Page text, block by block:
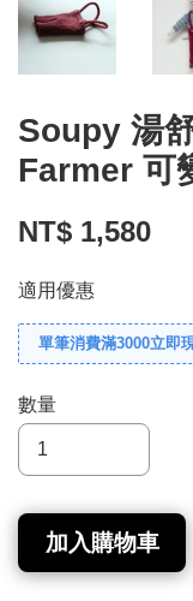
Soupy 湯
Farmer 可
NT$ 1,580
適用優惠
單筆消費滿3000立即
數量
加入購物車